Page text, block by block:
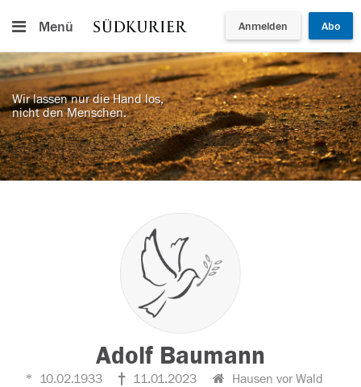
Menü Anmelden Abo
Wir lassen nur die Hand los,
nicht den Menschen.
Adolf Baumann
10.02.1933 11.01.2023 Hausen vor Wald